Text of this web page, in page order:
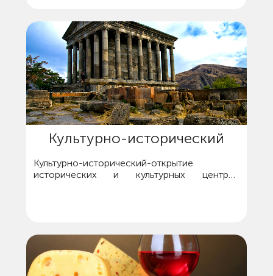
Культурно-исторический
Культурно-исторический-открытие
исторических и культурных центров